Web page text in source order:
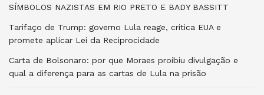
SÍMBOLOS NAZISTAS EM RIO PRETO E BADY BASSITT
Tarifaço de Trump: governo Lula reage, critica EUA e
promete aplicar Lei da Reciprocidade
Carta de Bolsonaro: por que Moraes proibiu divulgação e
qual a diferença para as cartas de Lula na prisão